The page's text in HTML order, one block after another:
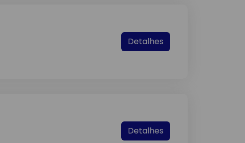
Detalhes
Detalhes